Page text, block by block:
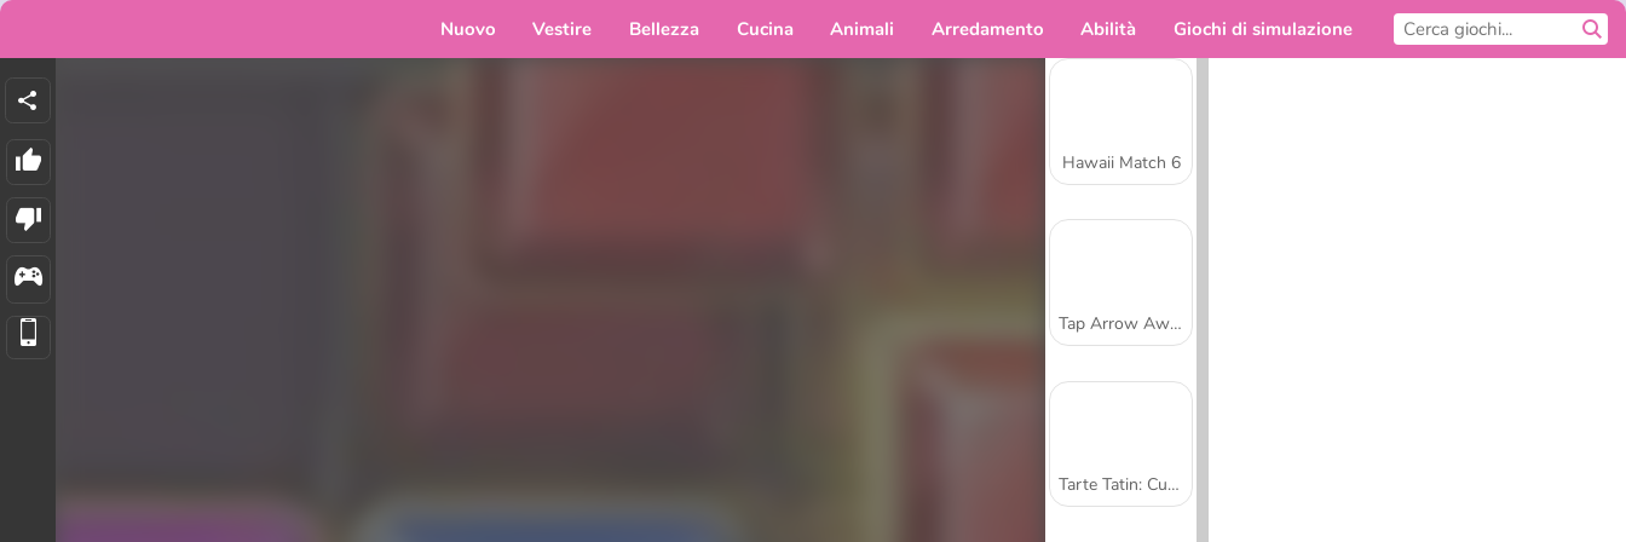
Nuovo Vestire Bellezza Cucina Animali Arredamento Abilità Giochi di simulazione
Hawaii Match 6
Tap Arrow Away
Tarte Tatin: Cucina con Sara